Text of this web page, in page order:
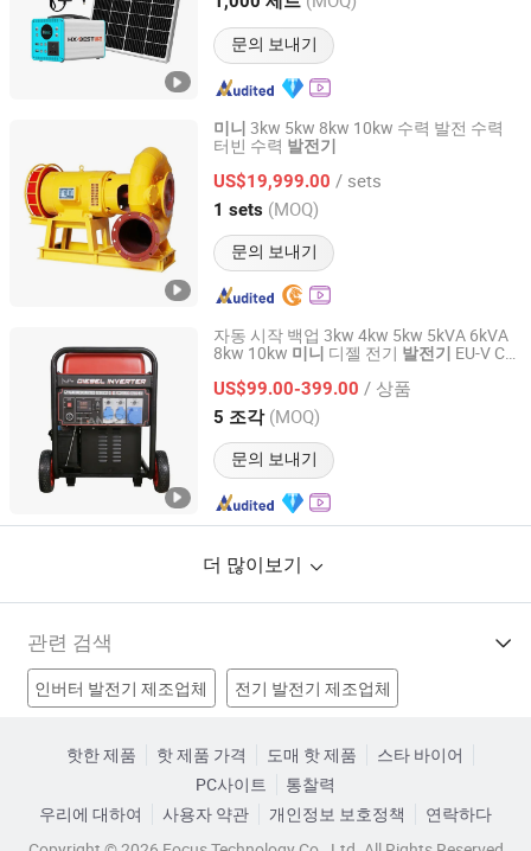
문의 보내기
미니 3kw 5kw 8kw 10kw 수력 발전 수력
터빈 수력 발전기
US$19,999.00 / sets
1 sets (MOQ)
문의 보내기
Zbgreat Imp&exp Co., Ltd.
Shandong, China 이후 2024
자동 시작 백업 3kw 4kw 5kw 5kVA 6kVA
8kw 10kw 미니 디젤 전기 발전기
EU-V CE
US$99.00-399.00 / 상품
5 조각 (MOQ)
문의 보내기
Chongqing Camel Power Machinery Co., Ltd.
Chongqing, China 이후 2010
더 많이보기
관련 검색
인버터 발전기 제조업체 전기 발전기 제조업체
미니 휴대용 발전기 공장
핫한 제품 핫 제품 가격 도매 핫 제품
스타 바이어
PC사이트
통찰력
우리에 대하여
사용자 약관 개인정보 보호정책
연락하다